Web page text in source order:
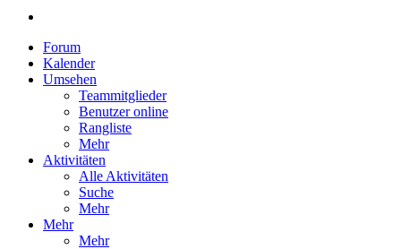
Forum
Kalender
Umsehen
Teammitglieder
Benutzer online
Rangliste
Mehr
Aktivitäten
Alle Aktivitäten
Suche
Mehr
Mehr
Mehr